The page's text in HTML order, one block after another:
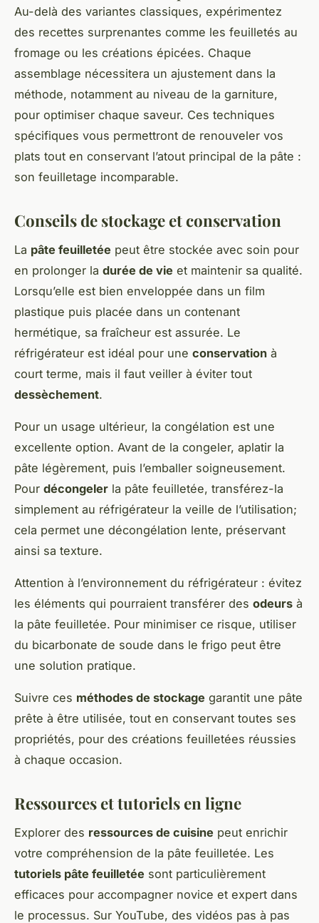
Au-delà des variantes classiques, expérimentez
des recettes surprenantes comme les feuilletés au
fromage ou les créations épicées. Chaque
assemblage nécessitera un ajustement dans la
méthode, notamment au niveau de la garniture,
pour optimiser chaque saveur. Ces techniques
spécifiques vous permettront de renouveler vos
plats tout en conservant l’atout principal de la pâte :
son feuilletage incomparable.
Conseils de stockage et conservation
La pâte feuilletée peut être stockée avec soin pour
en prolonger la durée de vie et maintenir sa qualité.
Lorsqu’elle est bien enveloppée dans un film
plastique puis placée dans un contenant
hermétique, sa fraîcheur est assurée. Le
réfrigérateur est idéal pour une conservation à
court terme, mais il faut veiller à éviter tout
dessèchement.
Pour un usage ultérieur, la congélation est une
excellente option. Avant de la congeler, aplatir la
pâte légèrement, puis l’emballer soigneusement.
Pour décongeler la pâte feuilletée, transférez-la
simplement au réfrigérateur la veille de l’utilisation;
cela permet une décongélation lente, préservant
ainsi sa texture.
Attention à l’environnement du réfrigérateur : évitez
les éléments qui pourraient transférer des odeurs à
la pâte feuilletée. Pour minimiser ce risque, utiliser
du bicarbonate de soude dans le frigo peut être
une solution pratique.
Suivre ces méthodes de stockage garantit une pâte
prête à être utilisée, tout en conservant toutes ses
propriétés, pour des créations feuilletées réussies
à chaque occasion.
Ressources et tutoriels en ligne
Explorer des ressources de cuisine peut enrichir
votre compréhension de la pâte feuilletée. Les
tutoriels pâte feuilletée sont particulièrement
efficaces pour accompagner novice et expert dans
le processus. Sur YouTube, des vidéos pas à pas